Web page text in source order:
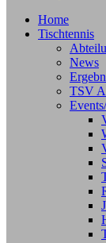
Home
Tischtennis
News
TSV